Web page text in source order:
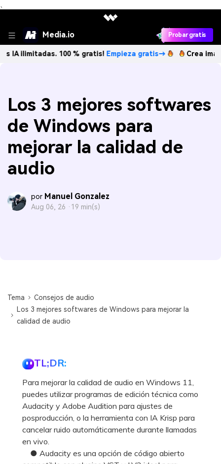
、
Media.io Probar gratis
100 % gratis! Empieza gratis→ Crea imágenes IA
Los 3 mejores softwares
de Windows para
mejorar la calidad de
audio
por Manuel Gonzalez
Aug 06, 26 · 19 min(s)
Tema
Consejos de audio
Los 3 mejores softwares de Windows para mejorar la
calidad de audio
TL;DR:
Para mejorar la calidad de audio en Windows 11,
puedes utilizar programas de edición técnica como
Audacity y Adobe Audition para ajustes de
posproducción, o la herramienta con IA Krisp para
cancelar ruido automáticamente durante llamadas
en vivo.
● Audacity es una opción de código abierto